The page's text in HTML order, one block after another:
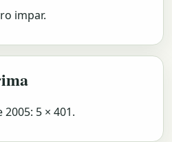
impar.
5 × 401.